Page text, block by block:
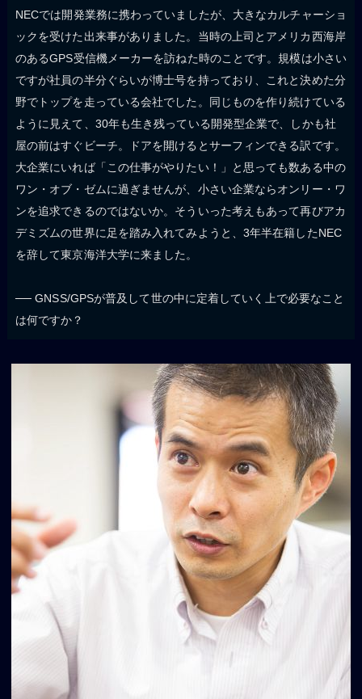
NECでは開発業務に携わっていましたが、大きなカルチャーショ
ックを受けた出来事がありました。当時の上司とアメリカ西海岸
のあるGPS受信機メーカーを訪ねた時のことです。規模は小さい
ですが社員の半分ぐらいが博士号を持っており、これと決めた分
野でトップを走っている会社でした。同じものを作り続けている
ように見えて、30年も生き残っている開発型企業で、しかも社
屋の前はすぐビーチ。ドアを開けるとサーフィンできる訳です。
大企業にいれば「この仕事がやりたい！」と思っても数ある中の
ワン・オブ・ゼムに過ぎませんが、小さい企業ならオンリー・ワ
ンを追求できるのではないか。そういった考えもあって再びアカ
デミズムの世界に足を踏み入れてみようと、3年半在籍したNEC
を辞して東京海洋大学に来ました。
── GNSS/GPSが普及して世の中に定着していく上で必要なこと
は何ですか？